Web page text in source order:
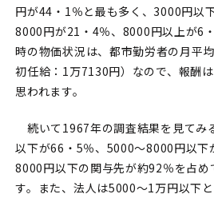
円が44・1％と最も多く、3000円以
8000円が21・4％、8000円以上が6
時の物価状況は、都市勤労者の月平
初任給：1万7130円）なので、報酬
思われます。
続いて1967年の調査結果を見てみ
以下が66・5％、5000～8000円以下
8000円以下の関与先が約92％を占め
す。また、法人は5000～1万円以下